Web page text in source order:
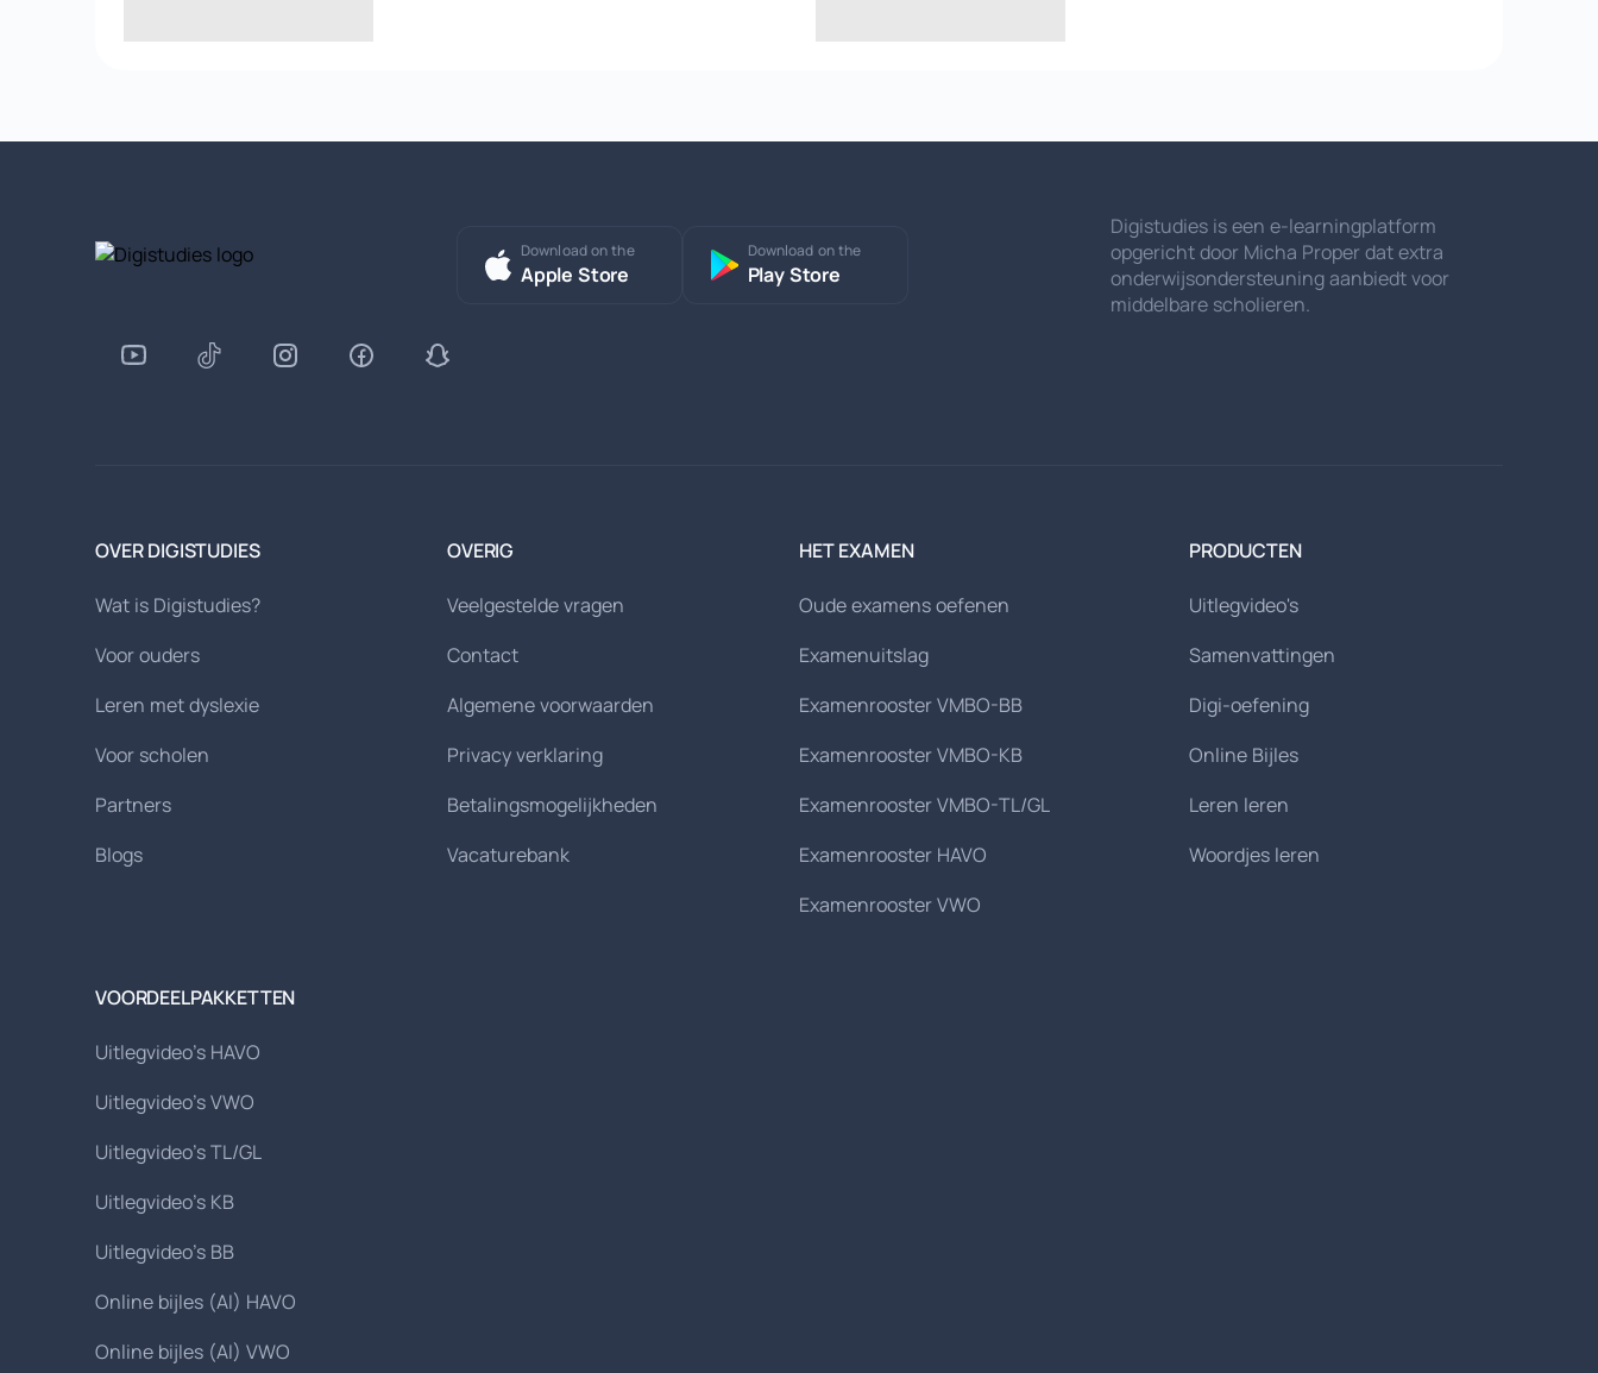
Download on the
Apple Store
Download on the
Play Store
Digistudies is een e-learningplatform
opgericht door Micha Proper dat extra
onderwijsondersteuning aanbiedt voor
middelbare scholieren.
OVER DIGISTUDIES
Wat is Digistudies?
Voor ouders
Leren met dyslexie
Voor scholen
Partners
Blogs
OVERIG
Veelgestelde vragen
Contact
Algemene voorwaarden
Privacy verklaring
Betalingsmogelijkheden
Vacaturebank
HET EXAMEN
Oude examens oefenen
Examenuitslag
Examenrooster VMBO-BB
Examenrooster VMBO-KB
Examenrooster VMBO-TL/GL
Examenrooster HAVO
Examenrooster VWO
PRODUCTEN
Uitlegvideo's
Samenvattingen
Digi-oefening
Online Bijles
Leren leren
Woordjes leren
VOORDEELPAKKETTEN
Uitlegvideo's HAVO
Uitlegvideo's VWO
Uitlegvideo's TL/GL
Uitlegvideo's KB
Uitlegvideo's BB
Online bijles (AI) HAVO
Online bijles (AI) VWO